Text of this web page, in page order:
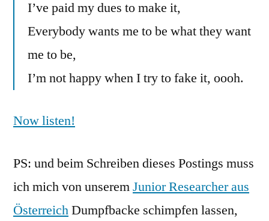
I’ve paid my dues to make it,
Everybody wants me to be what they want
me to be,
I’m not happy when I try to fake it, oooh.
Now listen!
PS: und beim Schreiben dieses Postings muss
ich mich von unseremJunior Researcher aus
ÖsterreichDumpfbacke schimpfen lassen,